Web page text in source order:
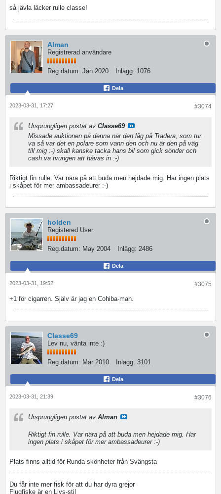
så jävla läcker rulle classe!
Alman
Registrerad användare
Reg.datum: Jan 2020 Inlägg: 1076
Dela
#3074
2023-03-31, 17:27
Ursprungligen postat av Classe69
Missade auktionen på denna när den låg på Tradera, som tur
va så var det en polare som vann den och nu är den på väg
till mig :-) skall kanske tacka hans bil som gick sönder och
cash va tvungen att håvas in :-)
Riktigt fin rulle. Var nära på att buda men hejdade mig. Har ingen plats
i skåpet för mer ambassadeurer :-)
holden
Registered User
Reg.datum: May 2004 Inlägg: 2486
Dela
#3075
2023-03-31, 19:52
+1 för cigarren. Själv är jag en Cohiba-man.
Classe69
Lev nu, vänta inte :)
Reg.datum: Mar 2010 Inlägg: 3101
Dela
#3076
2023-03-31, 21:39
Ursprungligen postat av Alman
Riktigt fin rulle. Var nära på att buda men hejdade mig. Har
ingen plats i skåpet för mer ambassadeurer :-)
Plats finns alltid för Runda skönheter från Svängsta
Du får inte mer fisk för att du har dyra grejor
Flugfiske är en Livs-stil